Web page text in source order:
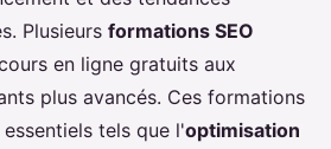
Plusieurs formations SEO
en ligne gratuits aux
plus avancés. Ces formations
tels que l'optimisation